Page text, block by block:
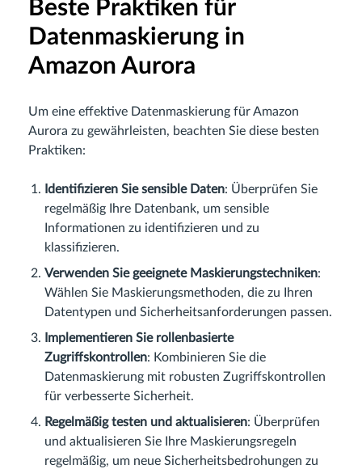
Beste Praktiken für
Datenmaskierung in
Amazon Aurora
Um eine effektive Datenmaskierung für Amazon
Aurora zu gewährleisten, beachten Sie diese besten
Praktiken:
Identifizieren Sie sensible Daten: Überprüfen Sie
regelmäßig Ihre Datenbank, um sensible
Informationen zu identifizieren und zu
klassifizieren.
Verwenden Sie geeignete Maskierungstechniken:
Wählen Sie Maskierungsmethoden, die zu Ihren
Datentypen und Sicherheitsanforderungen passen.
Implementieren Sie rollenbasierte
Zugriffskontrollen: Kombinieren Sie die
Datenmaskierung mit robusten Zugriffskontrollen
für verbesserte Sicherheit.
Regelmäßig testen und aktualisieren: Überprüfen
und aktualisieren Sie Ihre Maskierungsregeln
regelmäßig, um neue Sicherheitsbedrohungen zu